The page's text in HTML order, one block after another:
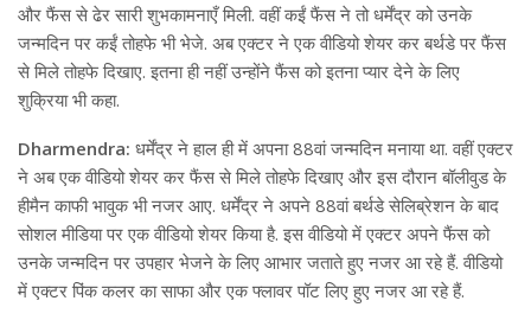
और फैंस से ढेर सारी शुभकामनाएँ मिली. वहीं कईं फैंस ने तो धर्मेंद्र को उनके
जन्मदिन पर कईं तोहफे भी भेजे. अब एक्टर ने एक वीडियो शेयर कर बर्थडे पर फैंस
से मिले तोहफे दिखाए. इतना ही नहीं उन्होंने फैंस को इतना प्यार देने के लिए
शुक्रिया भी कहा.
Dharmendra: धर्मेंद्र ने हाल ही में अपना 88वां जन्मदिन मनाया था. वहीं एक्टर
ने अब एक वीडियो शेयर कर फैंस से मिले तोहफे दिखाए और इस दौरान बॉलीवुड के
हीमैन काफी भावुक भी नजर आए. धर्मेंद्र ने अपने 88वां बर्थडे सेलिब्रेशन के बाद
सोशल मीडिया पर एक वीडियो शेयर किया है. इस वीडियो में एक्टर अपने फैंस को
उनके जन्मदिन पर उपहार भेजने के लिए आभार जताते हुए नजर आ रहे हैं. वीडियो
में एक्टर पिंक कलर का साफा और एक फ्लावर पॉट लिए हुए नजर आ रहे हैं.